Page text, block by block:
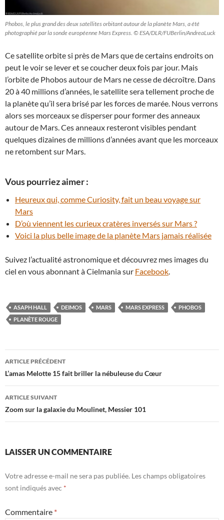
Phobos, le plus grand des deux satellites orbitant autour de la planète Mars, a été
photographié par la sonde européenne Mars Express. © ESA/DLR/FUBerlin/AndreaLuck
Ce satellite orbite si près de Mars que de certains endroits on
peut le voir se lever et se coucher deux fois par jour. Mais
l’orbite de Phobos autour de Mars ne cesse de décroître. Dans
20 à 40 millions d’années, le satellite sera tellement proche de
la planète qu’il sera brisé par les forces de marée. Nous verrons
alors ses morceaux se disperser pour former des anneaux
autour de Mars. Ces anneaux resteront visibles pendant
quelques dizaines de millions d’années avant que les morceaux
ne retombent sur Mars.
Vous pourriez aimer :
Heureux qui, comme Curiosity, fait un beau voyage sur
Mars
D’où viennent les curieux cratères inversés sur Mars ?
Voici la plus belle image de la planète Mars jamais réalisée
Suivez l’actualité astronomique et découvrez mes images du
ciel en vous abonnant à Cielmania sur Facebook.
ASAPH HALL DEIMOS MARS MARS EXPRESS
PHOBOS
PLANÈTE ROUGE
Navigation
des
articles
ARTICLE PRÉCÉDENT
L’amas Melotte 15 fait briller la nébuleuse du Cœur
ARTICLE SUIVANT
Zoom sur la galaxie du Moulinet, Messier 101
LAISSER UN COMMENTAIRE
Votre adresse e-mail ne sera pas publiée. Les champs obligatoires
sont indiqués avec *
Commentaire *